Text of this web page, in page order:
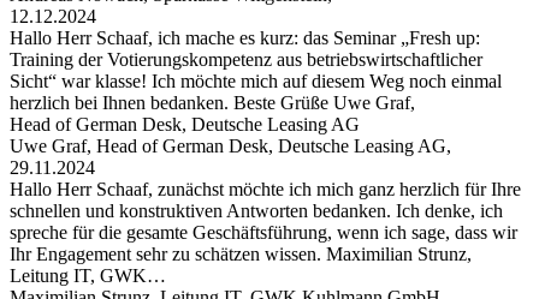
12.12.2024
Hallo Herr Schaaf, ich mache es kurz: das Seminar „Fresh up:
Training der Votierungskompetenz aus betriebswirtschaftlicher
Sicht“ war klasse! Ich möchte mich auf diesem Weg noch einmal
herzlich bei Ihnen bedanken. Beste Grüße Uwe Graf,
Head of German Desk, Deutsche Leasing AG
Uwe Graf, Head of German Desk, Deutsche Leasing AG,
29.11.2024
Hallo Herr Schaaf, zunächst möchte ich mich ganz herzlich für Ihre
schnellen und konstruktiven Antworten bedanken. Ich denke, ich
spreche für die gesamte Geschäftsführung, wenn ich sage, dass wir
Ihr Engagement sehr zu schätzen wissen. Maximilian Strunz,
Leitung IT, GWK…